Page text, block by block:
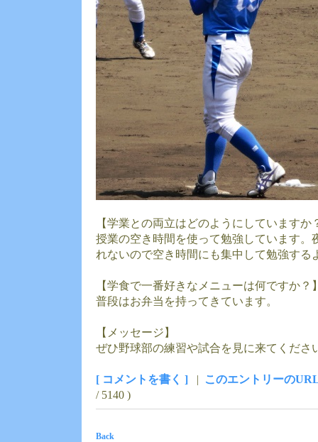
【学業との両立はどのようにしていますか
授業の空き時間を使って勉強しています。
れないので空き時間にも集中して勉強する
【学食で一番好きなメニューは何ですか？
普段はお弁当を持ってきています。
【メッセージ】
ぜひ野球部の練習や試合を見に来てくださ
[ コメントを書く ] | このエントリーの
/ 5140 )
Back